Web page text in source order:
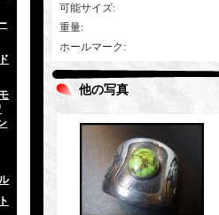
可能サイズ:
重量:
ホールマーク :
他の写真